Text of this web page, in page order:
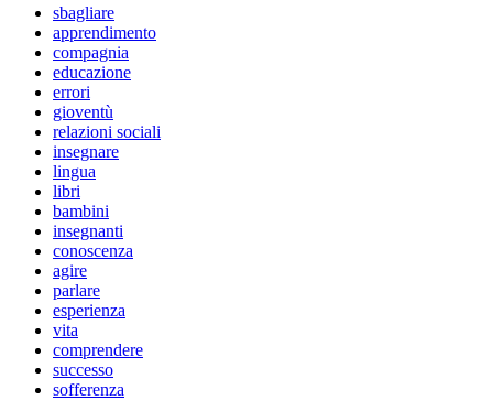
sbagliare
apprendimento
compagnia
educazione
errori
gioventù
relazioni sociali
insegnare
lingua
libri
bambini
insegnanti
conoscenza
agire
parlare
esperienza
vita
comprendere
successo
sofferenza